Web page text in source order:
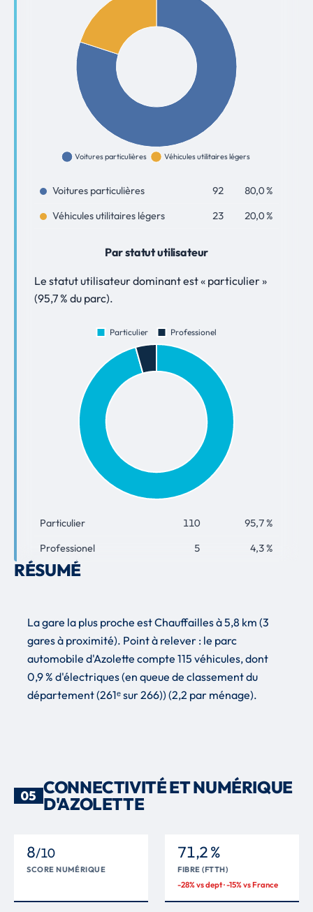
Voitures particulières 92
80,0 %
Véhicules utilitaires légers
23 20,0 %
Par statut utilisateur
Le statut utilisateur dominant est « particulier »
(95,7 % du parc).
Particulier 110
95,7 %
Professionel
5 4,3 %
RÉSUMÉ
La gare la plus proche est Chauffailles à 5,8 km (3
gares à proximité). Point à relever : le parc
automobile d'Azolette compte 115 véhicules, dont
0,9 % d'électriques (en queue de classement du
département (261ᵉ sur 266)) (2,2 par ménage).
05 CONNECTIVITÉ ET NUMÉRIQUE
D'AZOLETTE
8/10
SCORE NUMÉRIQUE
71,2 %
FIBRE (FTTH)
-28% vs dept · -15% vs France